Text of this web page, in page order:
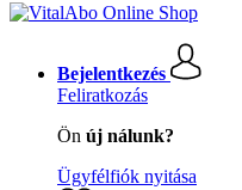
Bejelentkezés
Feliratkozás
Ön új nálunk?
Ügyfélfiók nyitása